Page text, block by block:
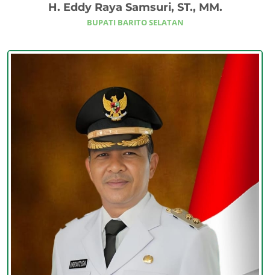
H. Eddy Raya Samsuri, ST., MM.
BUPATI BARITO SELATAN